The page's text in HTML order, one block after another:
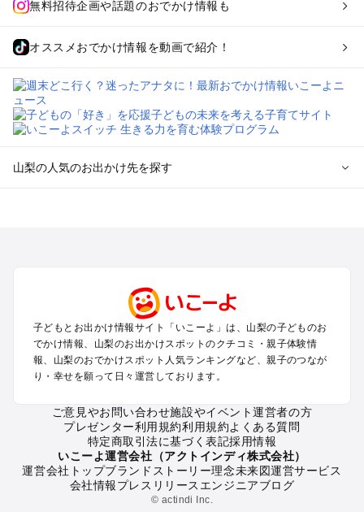
無料招待企画や話題のおでかけ情報も
オススメおでかけ情報を動画で紹介！
山梨の人気のお出かけ先を探す
甲府・昇仙峡・湯村のプールお出かけ
石和・勝沼・塩山のプールお出かけ
大月・都留・道志渓谷のプールお出かけ
山中湖・忍野のプールお出かけ
南アルプスのプールお出かけ
山梨の定番お出かけスポット
山梨の遊園地
山梨の動物園
山梨のバーベキュー
子どもとお出かけ情報サイト「いこーよ」は、山梨の子どものお
でかけ情報、山梨のお出かけスポットのクチコミ・親子体験情
報、山梨のおでかけスポット人気ランキングなど、親子のつなが
り・幸せを願って日々運営しております。
ご意見やお問い合わせ施設やイベント運営者の方
プレゼンター利用規約利用規約よくある質問
特定商取引法に基づく表記採用情報
いこーよ運営会社（アクトインディ株式会社）
運営会社トップブランドストーリー理念未来図運営サービス
会社情報プレスリリース エンジニアブログ
© actindi Inc.